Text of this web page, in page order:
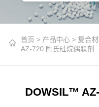
首页 > 产品中心> 复合
AZ-720 陶氏硅烷偶联剂
DOWSIL™